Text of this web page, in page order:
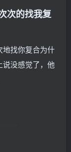
次的找我复
地找你复合为什
没感觉了，他